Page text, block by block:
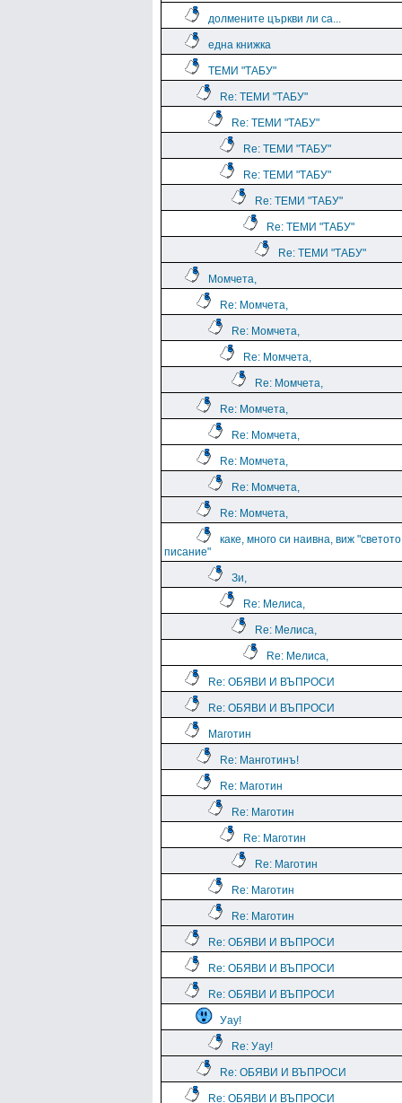
долмените църкви ли са...
една книжка
ТЕМИ "ТАБУ"
Re: ТЕМИ "ТАБУ"
Re: ТЕМИ "ТАБУ"
Re: ТЕМИ "ТАБУ"
Re: ТЕМИ "ТАБУ"
Re: ТЕМИ "ТАБУ"
Re: ТЕМИ "ТАБУ"
Re: ТЕМИ "ТАБУ"
Момчета,
Re: Момчета,
Re: Момчета,
Re: Момчета,
Re: Момчета,
Re: Момчета,
Re: Момчета,
Re: Момчета,
Re: Момчета,
Re: Момчета,
каке, много си наивна, виж "светото
писание"
Зи,
Re: Мелиса,
Re: Мелиса,
Re: Мелиса,
Re: ОБЯВИ И ВЪПРОСИ
Re: ОБЯВИ И ВЪПРОСИ
Маготин
Re: Манготинъ!
Re: Маготин
Re: Маготин
Re: Маготин
Re: Маготин
Re: Маготин
Re: Маготин
Re: ОБЯВИ И ВЪПРОСИ
Re: ОБЯВИ И ВЪПРОСИ
Re: ОБЯВИ И ВЪПРОСИ
Уау!
Re: Уау!
Re: ОБЯВИ И ВЪПРОСИ
Re: ОБЯВИ И ВЪПРОСИ